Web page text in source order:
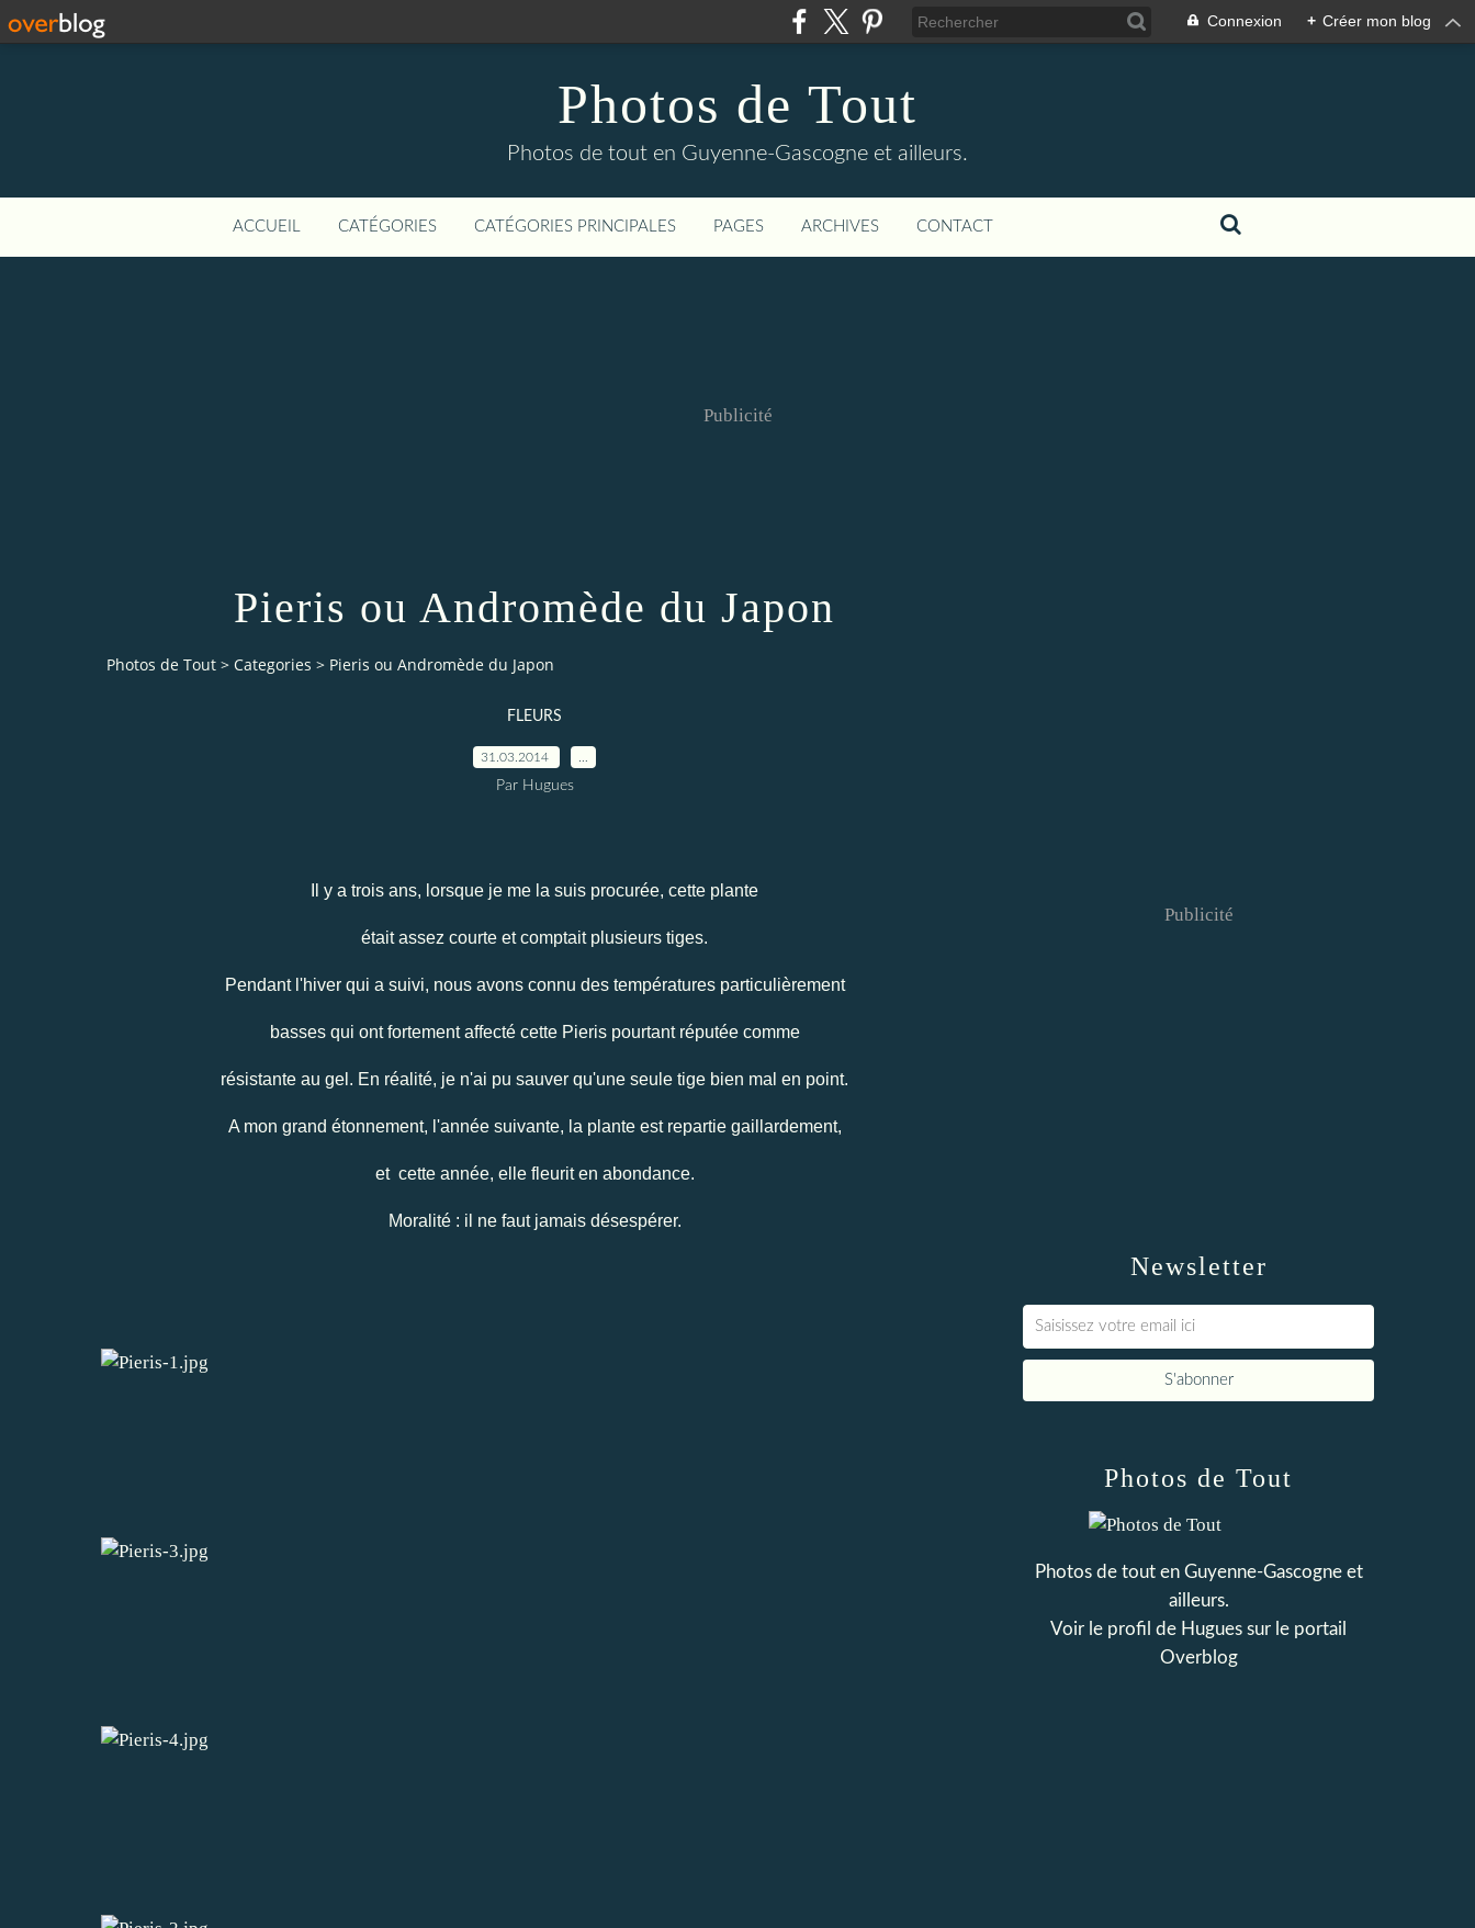
Connexion + Créer mon blog
Photos de Tout
Photos de tout en Guyenne-Gascogne et ailleurs.
ACCUEIL CATÉGORIES CATÉGORIES PRINCIPALES PAGES ARCHIVES CONTACT
Publicité
Pieris ou Andromède du Japon
Photos de Tout > Categories > Pieris ou Andromède du Japon
FLEURS
31.03.2014
Par Hugues
Il y a trois ans, lorsque je me la suis procurée, cette plante
était assez courte et comptait plusieurs tiges.
Pendant l'hiver qui a suivi, nous avons connu des températures particulièrement
basses qui ont fortement affecté cette Pieris pourtant réputée comme
résistante au gel. En réalité, je n'ai pu sauver qu'une seule tige bien mal en point.
A mon grand étonnement, l'année suivante, la plante est repartie gaillardement,
et cette année, elle fleurit en abondance.
Moralité : il ne faut jamais désespérer.
Newsletter
Publicité
Photos de Tout
Photos de tout en Guyenne-Gascogne et
ailleurs.
Voir le profil de Hugues sur le portail
Overblog